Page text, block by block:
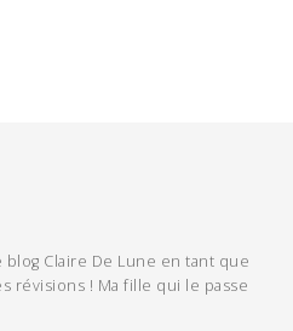
Claire De Lune en tant que
révisions ! Ma fille qui le passe